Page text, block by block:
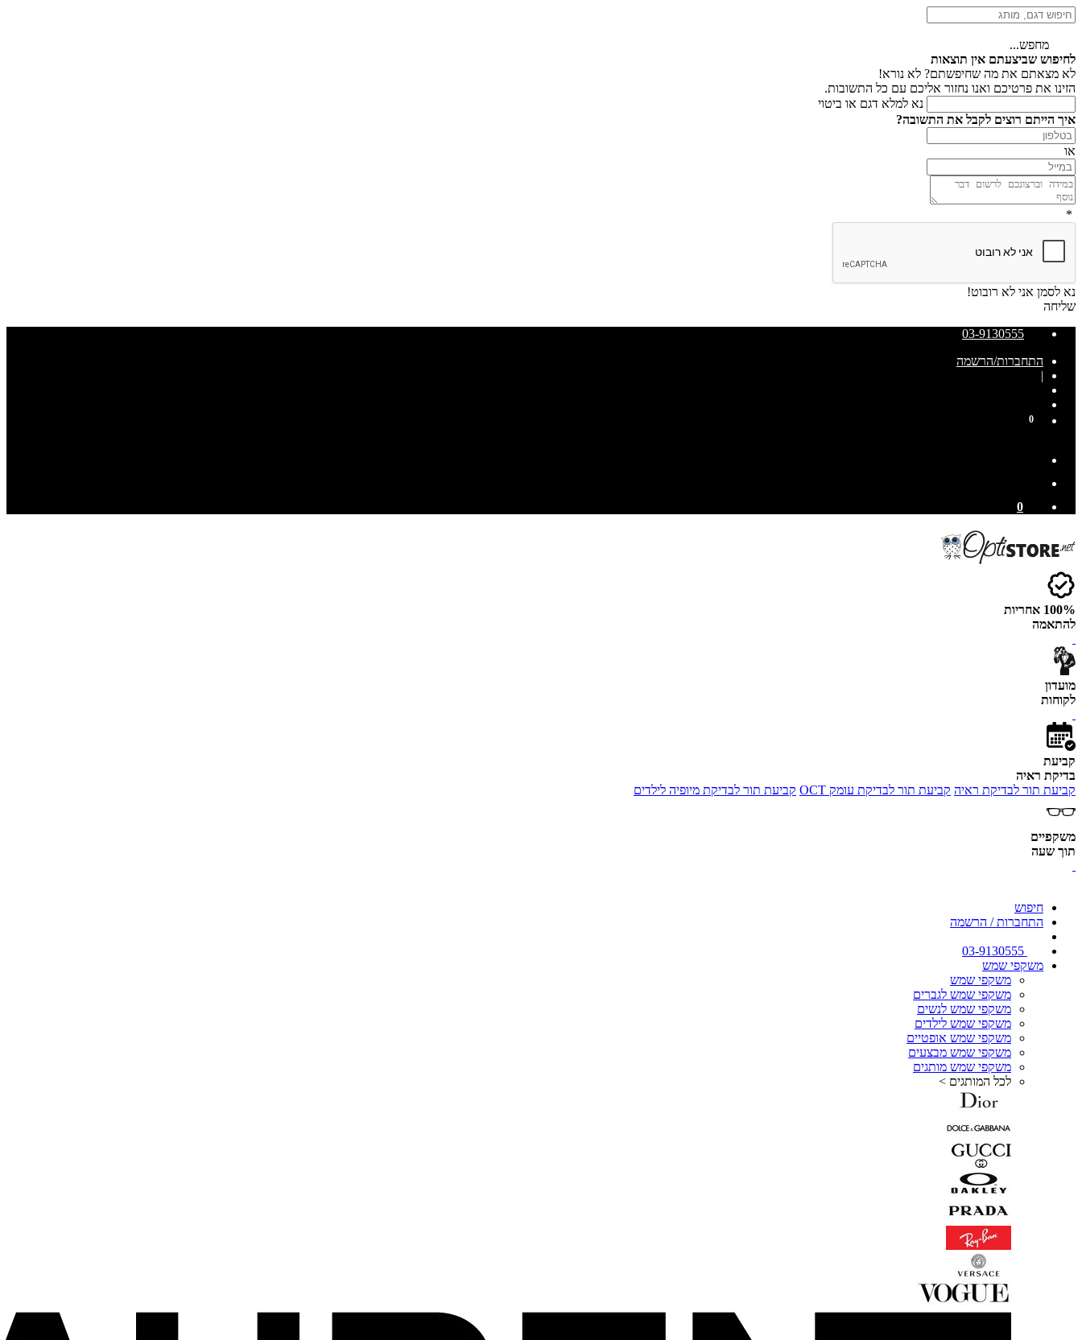
מחפש...
לחיפוש שביצעתם אין תוצאות
לא מצאתם את מה שחיפשתם? לא נורא!
הזינו את פרטיכם ואנו נחזור אליכם עם כל התשובות.
נא למלא דגם או ביטוי
איך הייתם רוצים לקבל את התשובה?
או
*
נא לסמן אני לא רובוט!
שליחה
03-9130555
התחברות/הרשמה
|
0
0
100% אחריות
להתאמה
מועדון
לקוחות
קביעת
בדיקת ראיה
קביעת תור לבדיקת ראיה קביעת תור לבדיקת עומק OCT קביעת תור לבדיקת מיופיה לילדים
משקפיים
תוך שעה
חיפוש
התחברות / הרשמה
משקפי שמש
משקפי שמש
משקפי שמש לגברים
משקפי שמש לנשים
משקפי שמש לילדים
משקפי שמש אופטיים
משקפי שמש מבצעים
משקפי שמש מותגים
לכל המותגים >